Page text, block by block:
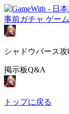
事前ガチャ ゲー
シャドウバース
掲示板Q&A
トップに戻る